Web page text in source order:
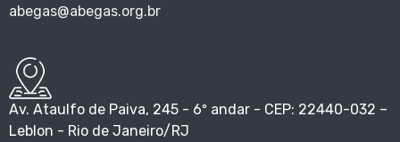
abegas@abegas.org.br
Av. Ataulfo de Paiva, 245 - 6º andar - CEP: 22440-032 –
Leblon - Rio de Janeiro/RJ